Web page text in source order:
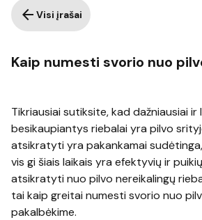
arrow_back Visi įrašai
Kaip numesti svorio nuo
Tikriausiai sutiksite, kad dažniausiai ir
besikaupiantys riebalai yra pilvo
atsikratyti yra pakankamai
vis gi šiais laikais yra efektyvių ir
atsikratyti nuo pilvo nereikalingų
tai kaip greitai numesti svorio nuo
pakalbėkime.